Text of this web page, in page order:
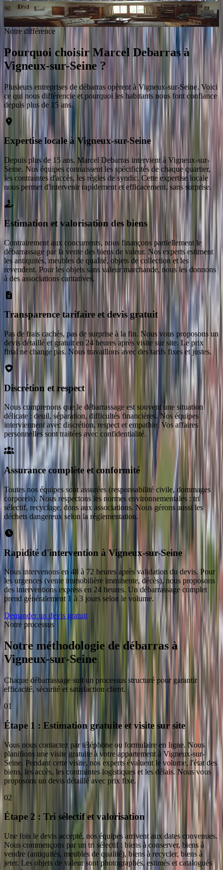
Intervention en 48 h après validation du devisà Vigneux-sur-Seine
Demander un devis gratuit
Notre différence
Pourquoi choisir Marcel Debarrasà
Vigneux-sur-Seine ?
Plusieurs entreprises de débarras opèrent à Vigneux-sur-Seine. Voici
ce qui nous différencie et pourquoi les habitants nous font confiance
depuis plus de 15 ans.
Expertise locale à Vigneux-sur-Seine
Depuis plus de 15 ans, Marcel Debarras intervient à Vigneux-sur-
Seine. Nos équipes connaissent les spécificités de chaque quartier,
les contraintes d'accès, les règles de syndic. Cette expertise locale
nous permet d'intervenir rapidement et efficacement, sans surprise.
Estimation et valorisation des biens
Contrairement aux concurrents, nous finançons partiellement le
débarrassage par la vente des biens de valeur. Nos experts estiment
les antiquités, meubles de qualité, objets de collection et les
revendent. Pour les objets sans valeur marchande, nous les donnons
à des associations caritatives.
Transparence tarifaire et devis gratuit
Pas de frais cachés, pas de surprise à la fin. Nous vous proposons un
devis détaillé et gratuit en 24 heures après visite sur site. Le prix
final ne change pas. Nous travaillons avec des tarifs fixes et justes.
Discrétion et respect
Nous comprenons que le débarrassage est souvent une situation
délicate : deuil, séparation, difficultés financières. Nos équipes
interviennent avec discrétion, respect et empathie. Vos affaires
personnelles sont traitées avec confidentialité.
Assurance complète et conformité
Toutes nos équipes sont assurées (responsabilité civile, dommages
corporels). Nous respectons les normes environnementales : tri
sélectif, recyclage, dons aux associations. Nous gérons aussi les
déchets dangereux selon la réglementation.
Rapidité d'intervention à Vigneux-sur-Seine
Nous intervenons en 48 à 72 heures après validation du devis. Pour
les urgences (vente immobilière imminente, décès), nous proposons
des interventions express en 24 heures. Un débarrassage complet
prend généralement 1 à 3 jours selon le volume.
Demander un devis gratuit
Notre processus
Notre méthodologie de débarrasà
Vigneux-sur-Seine
Chaque débarrassage suit un processus structuré pour garantir
efficacité, sécurité et satisfaction client.
01
Étape 1 : Estimation gratuite et visite sur site
Vous nous contactez par téléphone ou formulaire en ligne. Nous
planifions une visite gratuite à votre appartement à Vigneux-sur-
Seine. Pendant cette visite, nos experts évaluent le volume, l'état des
biens, les accès, les contraintes logistiques et les délais. Nous vous
proposons un devis détaillé avec prix fixe.
02
Étape 2 : Tri sélectif et valorisation
Une fois le devis accepté, nos équipes arrivent aux dates convenues.
Nous commençons par un tri sélectif : biens à conserver, biens à
vendre (antiquités, meubles de qualité), biens à recycler, biens à
jeter. Les objets de valeur sont photographés, estimés et catalogués